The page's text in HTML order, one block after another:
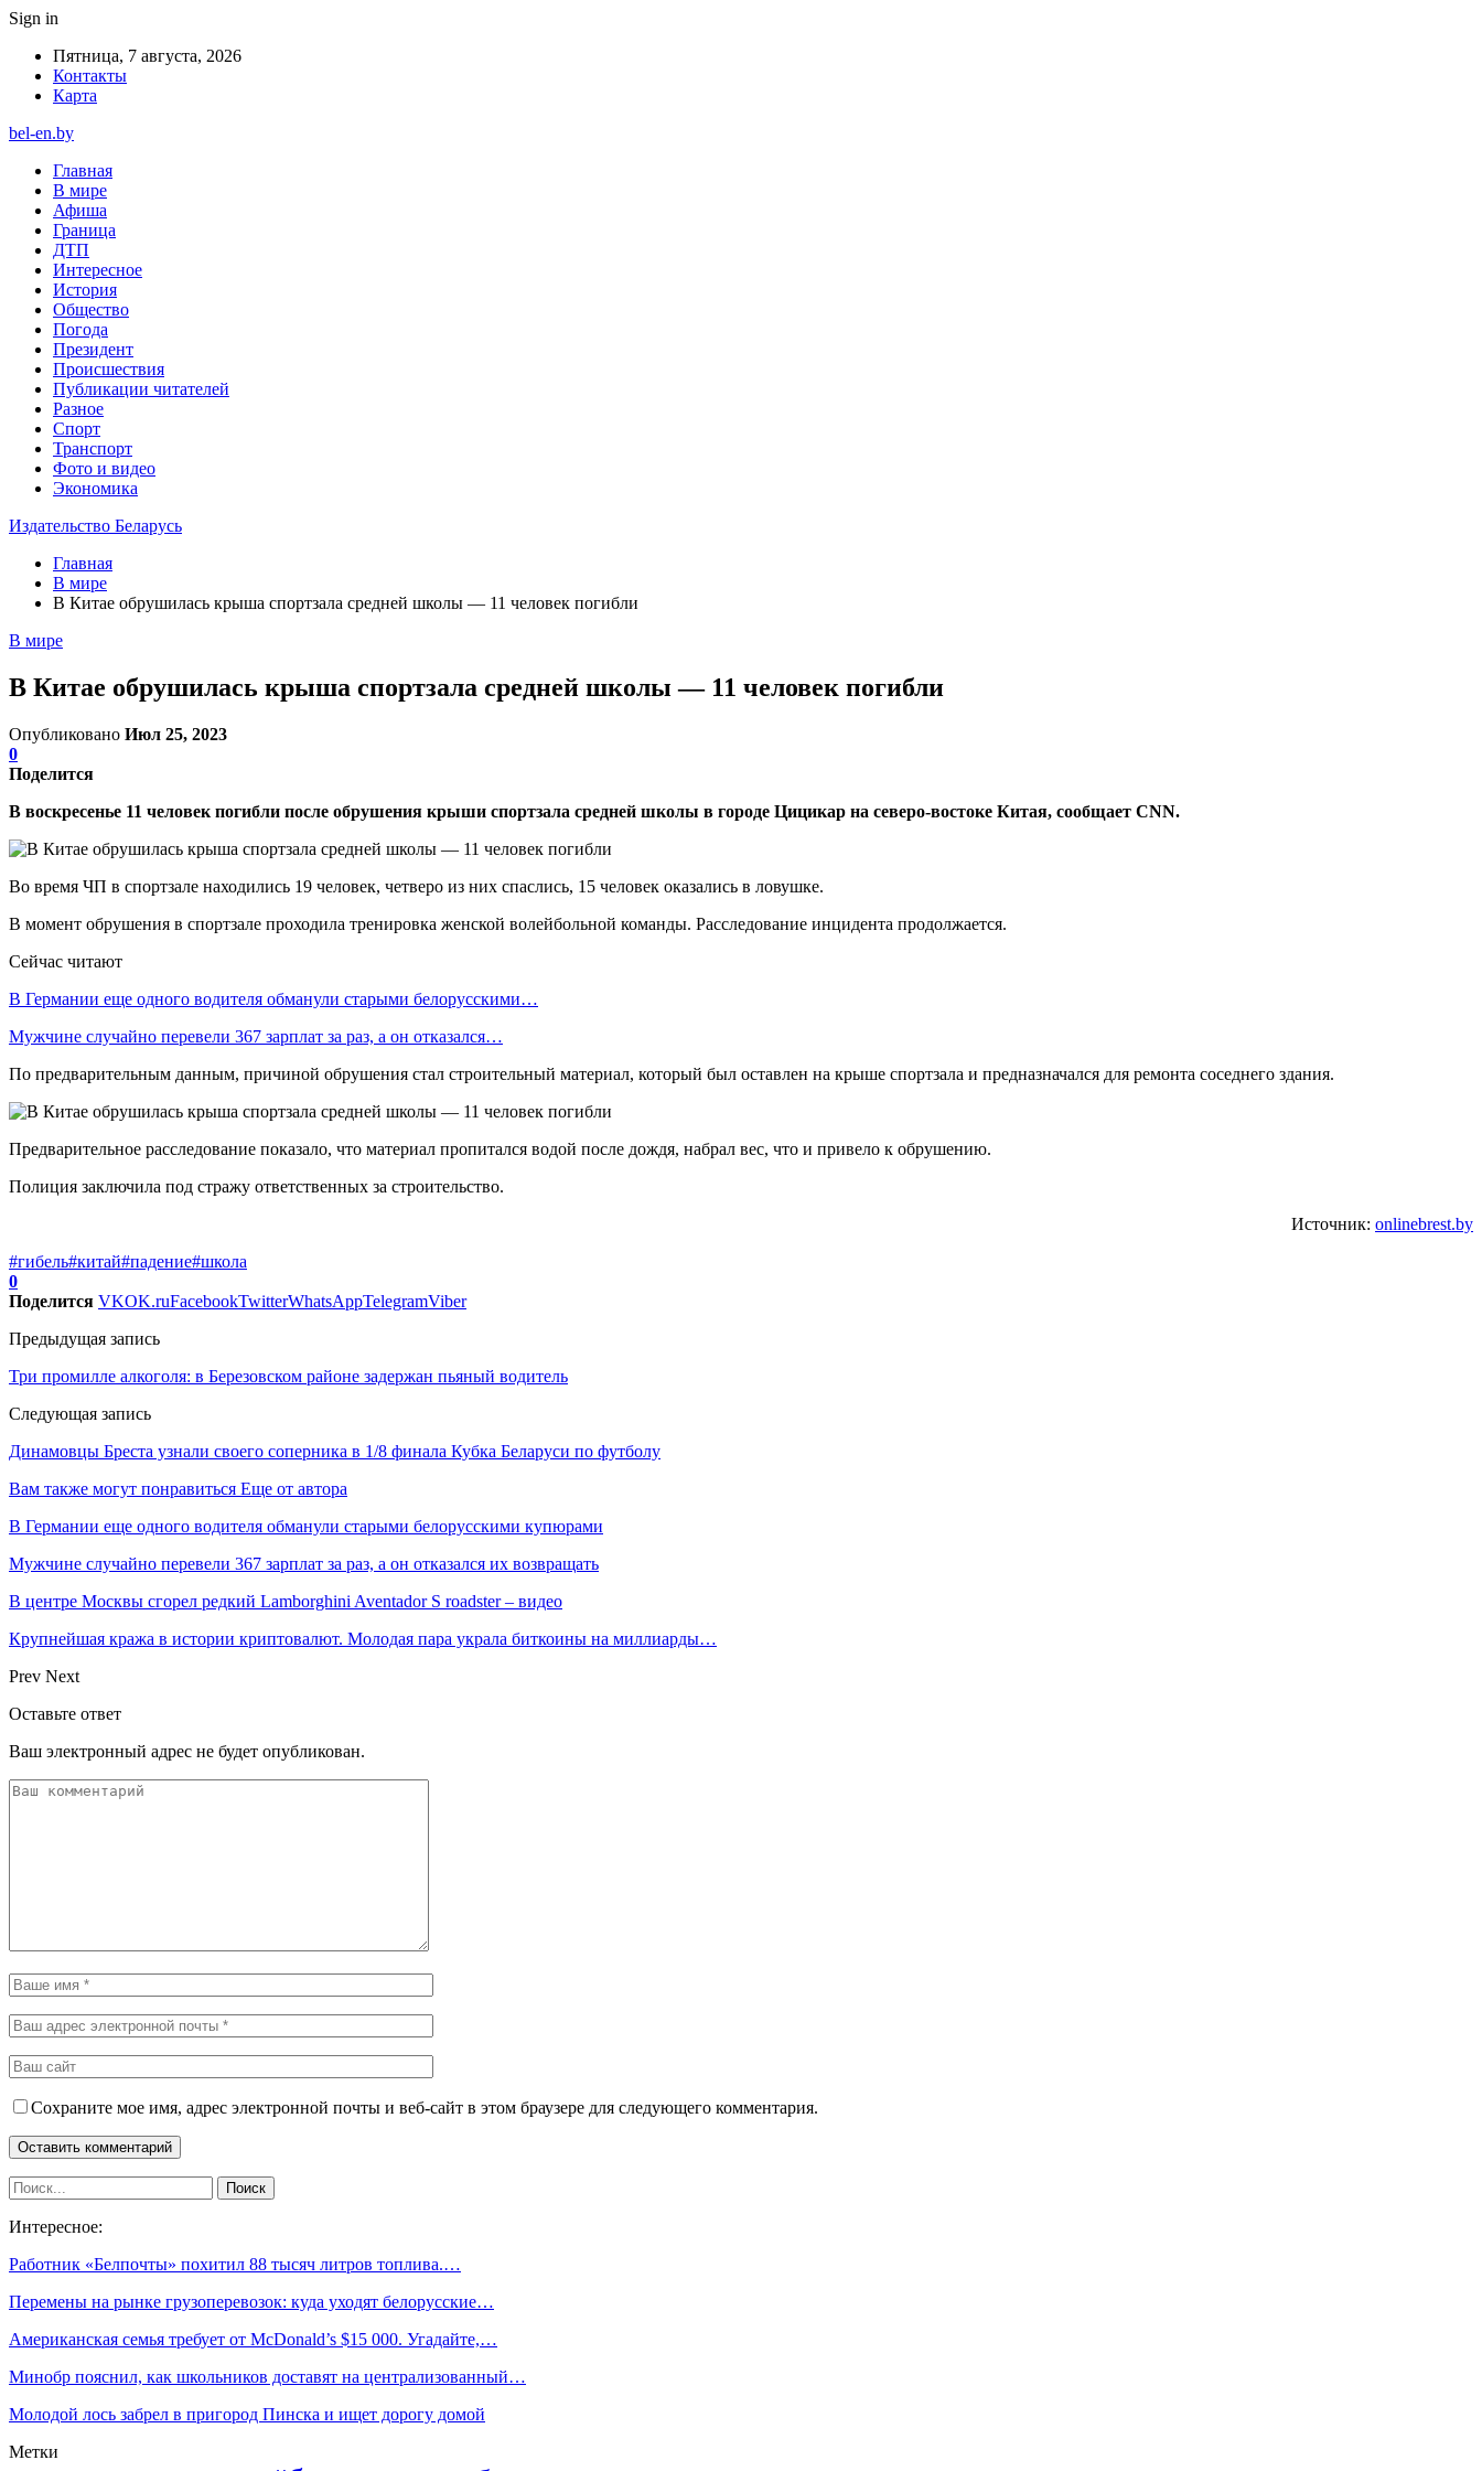
Sign in
Пятница, 7 августа, 2026
Контакты
Карта
bel-en.by
Главная
В мире
Афиша
Граница
ДТП
Интересное
История
Общество
Погода
Президент
Происшествия
Публикации читателей
Разное
Спорт
Транспорт
Фото и видео
Экономика
Издательство Беларусь
Главная
В мире
В Китае обрушилась крыша спортзала средней школы — 11 человек погибли
В мире
В Китае обрушилась крыша спортзала средней школы — 11 человек погибли
Опубликовано Июл 25, 2023
0
Поделится
В воскресенье 11 человек погибли после обрушения крыши спортзала средней школы в городе Цицикар на северо-востоке Китая, сообщает CNN.
Во время ЧП в спортзале находились 19 человек, четверо из них спаслись, 15 человек оказались в ловушке.
В момент обрушения в спортзале проходила тренировка женской волейбольной команды. Расследование инцидента продолжается.
Сейчас читают
В Германии еще одного водителя обманули старыми белорусскими…
Мужчине случайно перевели 367 зарплат за раз, а он отказался…
По предварительным данным, причиной обрушения стал строительный материал, который был оставлен на крыше спортзала и предназначался для ремонта соседнего здания.
Предварительное расследование показало, что материал пропитался водой после дождя, набрал вес, что и привело к обрушению.
Полиция заключила под стражу ответственных за строительство.
Источник: onlinebrest.by
#гибель#китай#падение#школа
0
Поделится VKOK.ruFacebookTwitterWhatsAppTelegramViber
Предыдущая запись
Три промилле алкоголя: в Березовском районе задержан пьяный водитель
Следующая запись
Динамовцы Бреста узнали своего соперника в 1/8 финала Кубка Беларуси по футболу
Вам также могут понравиться Еще от автора
В Германии еще одного водителя обманули старыми белорусскими купюрами
Мужчине случайно перевели 367 зарплат за раз, а он отказался их возвращать
В центре Москвы сгорел редкий Lamborghini Aventador S roadster – видео
Крупнейшая кража в истории криптовалют. Молодая пара украла биткоины на миллиарды…
Prev Next
Оставьте ответ
Ваш электронный адрес не будет опубликован.
Сохраните мое имя, адрес электронной почты и веб-сайт в этом браузере для следующего комментария.
Интересное:
Работник «Белпочты» похитил 88 тысяч литров топлива.…
Перемены на рынке грузоперевозок: куда уходят белорусские…
Американская семья требует от McDonald’s $15 000. Угадайте,…
Минобр пояснил, как школьников доставят на централизованный…
Молодой лось забрел в пригород Пинска и ищет дорогу домой
Метки